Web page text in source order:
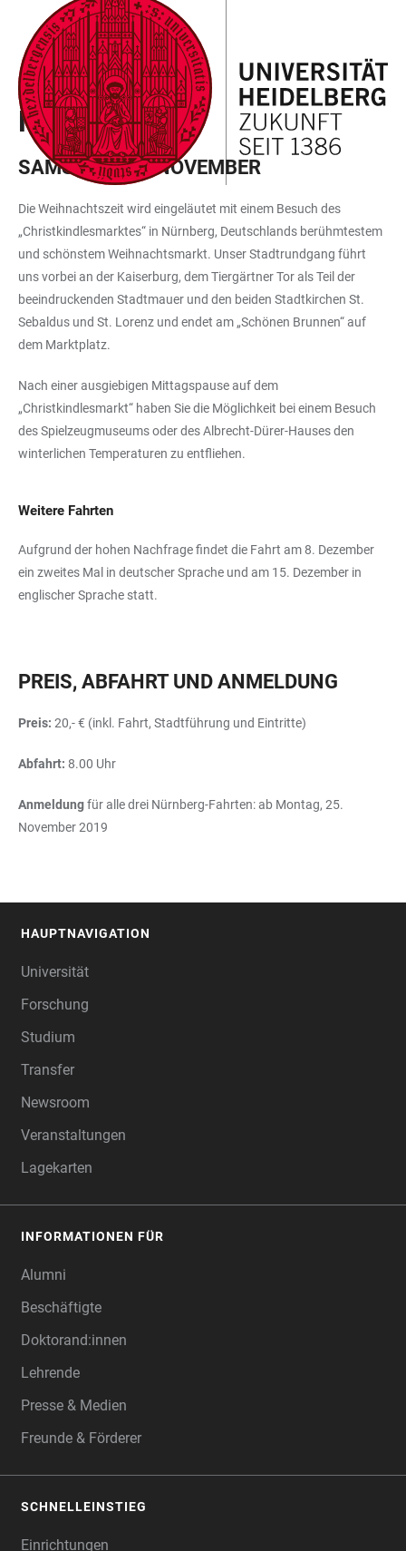
LINKS
ZUR
BARRIEREFREIHEIT
ZUM
HAUPTINHALT
HAUPTNAVIGATION
ÖFFNEN
WEBSEITENSUCHE
ÖFFNEN
EXKURSIONSPROGRAMM
NÜRNBERG
SAMSTAG, 30. NOVEMBER
Die Weihnachtszeit wird eingeläutet mit einem Besuch des
„Christkindlesmarktes“ in Nürnberg, Deutschlands berühmtestem
und schönstem Weihnachtsmarkt. Unser Stadtrundgang führt
uns vorbei an der Kaiserburg, dem Tiergärtner Tor als Teil der
beeindruckenden Stadtmauer und den beiden Stadtkirchen St.
Sebaldus und St. Lorenz und endet am „Schönen Brunnen“ auf
dem Marktplatz.
Nach einer ausgiebigen Mittagspause auf dem
„Christkindlesmarkt“ haben Sie die Möglichkeit bei einem Besuch
des Spielzeugmuseums oder des Albrecht-Dürer-Hauses den
winterlichen Temperaturen zu entfliehen.
Weitere Fahrten
Aufgrund der hohen Nachfrage findet die Fahrt am 8. Dezember
ein zweites Mal in deutscher Sprache und am 15. Dezember in
englischer Sprache statt.
PREIS, ABFAHRT UND ANMELDUNG
Preis: 20,- € (inkl. Fahrt, Stadtführung und Eintritte)
Abfahrt: 8.00 Uhr
Anmeldungfür alle drei Nürnberg-Fahrten: ab Montag, 25.
November 2019
HAUPTNAVIGATION
Universität
Forschung
Studium
Transfer
Newsroom
Veranstaltungen
Lagekarten
INFORMATIONEN FÜR
Alumni
Beschäftigte
Doktorand:innen
Lehrende
Presse & Medien
Freunde & Förderer
SCHNELLEINSTIEG
Einrichtungen